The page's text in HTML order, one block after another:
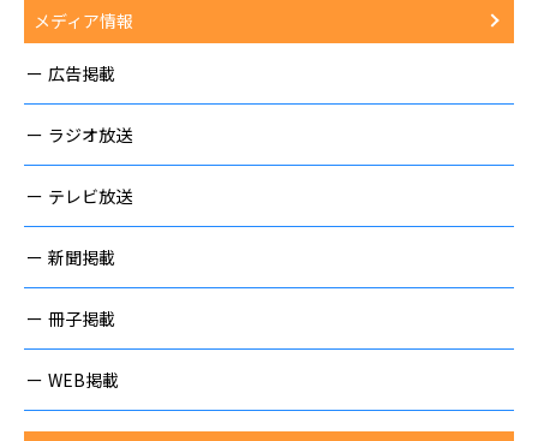
メディア情報
広告掲載
ラジオ放送
テレビ放送
新聞掲載
冊子掲載
WEB掲載